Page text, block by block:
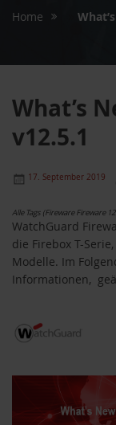
Home
What’s
v12.5.1
17. September 2019
Alle Tags (Fireware Fireware
WatchGuard
die Firebox T-
Modelle. Im
Informationen,